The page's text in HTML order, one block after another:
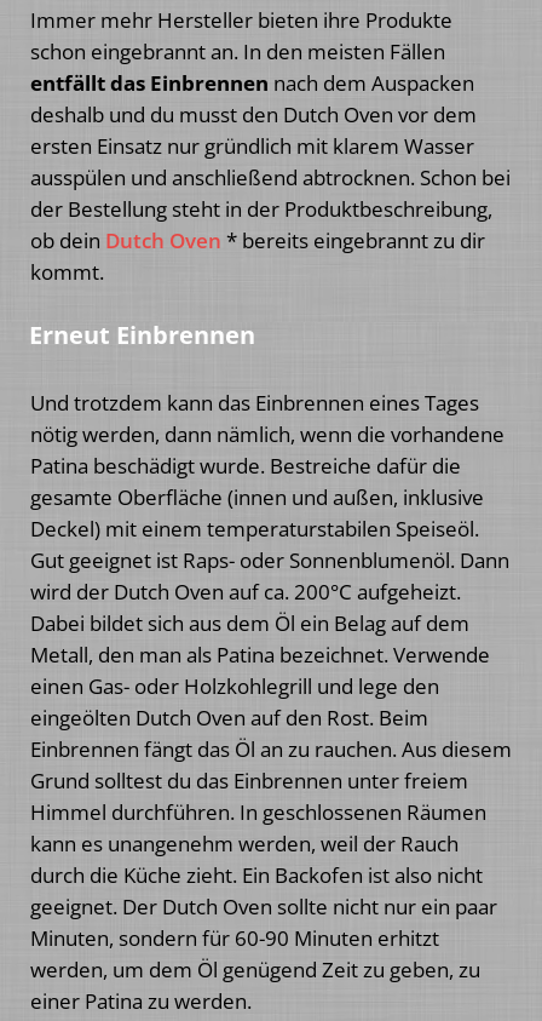
Immer mehr Hersteller bieten ihre Produkte
schon eingebrannt an. In den meisten Fällen
entfällt das Einbrennen nach dem Auspacken
deshalb und du musst den Dutch Oven vor dem
ersten Einsatz nur gründlich mit klarem Wasser
ausspülen und anschließend abtrocknen. Schon bei
der Bestellung steht in der Produktbeschreibung,
ob dein Dutch Oven * bereits eingebrannt zu dir
kommt.
Erneut Einbrennen
Und trotzdem kann das Einbrennen eines Tages
nötig werden, dann nämlich, wenn die vorhandene
Patina beschädigt wurde. Bestreiche dafür die
gesamte Oberfläche (innen und außen, inklusive
Deckel) mit einem temperaturstabilen Speiseöl.
Gut geeignet ist Raps- oder Sonnenblumenöl. Dann
wird der Dutch Oven auf ca. 200°C aufgeheizt.
Dabei bildet sich aus dem Öl ein Belag auf dem
Metall, den man als Patina bezeichnet. Verwende
einen Gas- oder Holzkohlegrill und lege den
eingeölten Dutch Oven auf den Rost. Beim
Einbrennen fängt das Öl an zu rauchen. Aus diesem
Grund solltest du das Einbrennen unter freiem
Himmel durchführen. In geschlossenen Räumen
kann es unangenehm werden, weil der Rauch
durch die Küche zieht. Ein Backofen ist also nicht
geeignet. Der Dutch Oven sollte nicht nur ein paar
Minuten, sondern für 60-90 Minuten erhitzt
werden, um dem Öl genügend Zeit zu geben, zu
einer Patina zu werden.